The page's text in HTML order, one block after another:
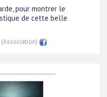
pour montrer le
de cette belle